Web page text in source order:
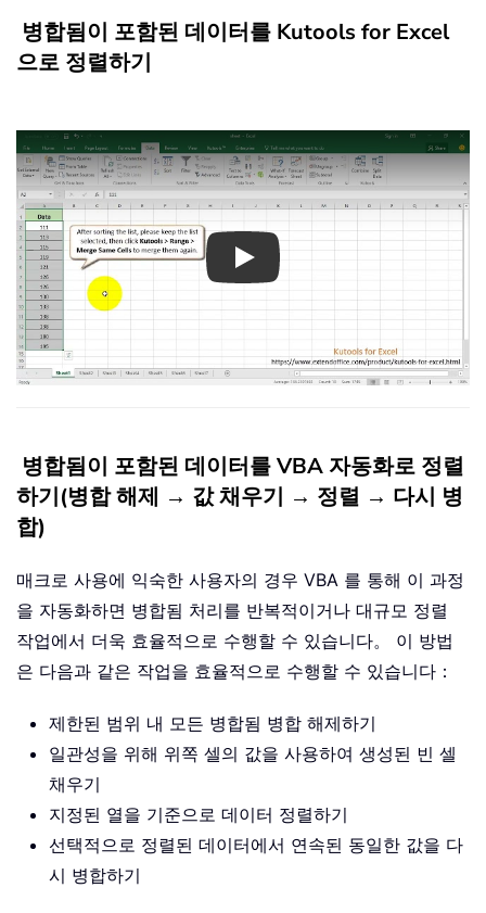
병합됨이 포함된 데이터를 Kutools for Excel
으로 정렬하기
Play
병합됨이 포함된 데이터를 VBA 자동화로 정렬
하기(병합 해제 → 값 채우기 → 정렬 → 다시 병
합)
매크로 사용에 익숙한 사용자의 경우 VBA 를 통해 이 과정
을 자동화하면 병합됨 처리를 반복적이거나 대규모 정렬
작업에서 더욱 효율적으로 수행할 수 있습니다。 이 방법
은 다음과 같은 작업을 효율적으로 수행할 수 있습니다：
제한된 범위 내 모든 병합됨 병합 해제하기
일관성을 위해 위쪽 셀의 값을 사용하여 생성된 빈 셀
채우기
지정된 열을 기준으로 데이터 정렬하기
선택적으로 정렬된 데이터에서 연속된 동일한 값을 다
시 병합하기